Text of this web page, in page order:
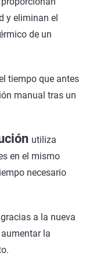
y eliminan el
de un
tiempo que antes
manual tras un
utiliza
en el mismo
necesario
gracias a la nueva
la